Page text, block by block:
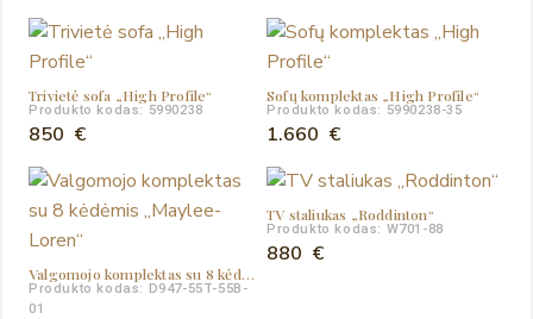
Trivietė sofa „High Profile“
Produkto kodas: 5990238
850 €
Sofų komplektas „High Profile“
Produkto kodas: 5990238-35
1.660 €
Valgomojo komplektas su 8 kėdėmis „Maylee-Loren“
Produkto kodas: D947-55T-55B-
01
TV staliukas „Roddinton“
Produkto kodas: W701-88
880 €